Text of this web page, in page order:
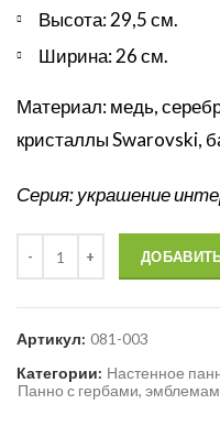
Высота: 29,5 см.
Ширина: 26 см.
Материал: медь,
кристаллы Swarovski,
Серия: украшение
Артикул: 081-003
Категории: Настенное
Панно с гербами,